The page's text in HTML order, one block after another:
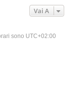
Vai A
sono UTC+02:00